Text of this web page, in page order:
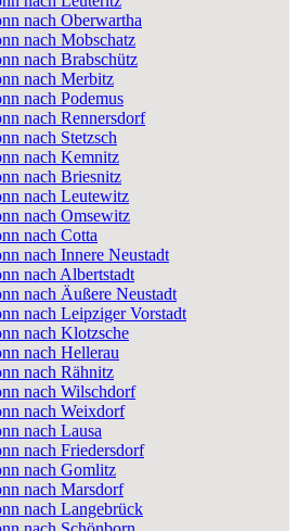
nach Oberwartha
nach Mobschatz
nach Brabschütz
nach Merbitz
nach Podemus
nach Rennersdorf
nach Stetzsch
nach Kemnitz
nach Briesnitz
nach Leutewitz
nach Omsewitz
nach Cotta
nach Innere Neustadt
nach Albertstadt
nach Äußere Neustadt
nach Leipziger Vorstadt
nach Klotzsche
nach Hellerau
nach Rähnitz
nach Wilschdorf
nach Weixdorf
nach Lausa
nach Friedersdorf
nach Gomlitz
nach Marsdorf
nach Langebrück